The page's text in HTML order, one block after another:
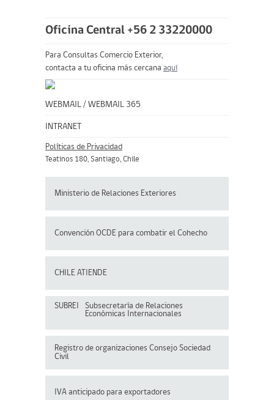
Oficina Central +56 2 33220000
Para Consultas Comercio Exterior,
contacta a tu oficina más cercana aquí
WEBMAIL / WEBMAIL 365
INTRANET
Políticas de Privacidad
Teatinos 180, Santiago, Chile
Ministerio de Relaciones Exteriores
Convención OCDE para combatir el Cohecho
CHILE ATIENDE
SUBREI
Subsecretaría de Relaciones
Económicas Internacionales
Registro de organizaciones Consejo Sociedad
Civil
IVA anticipado para exportadores